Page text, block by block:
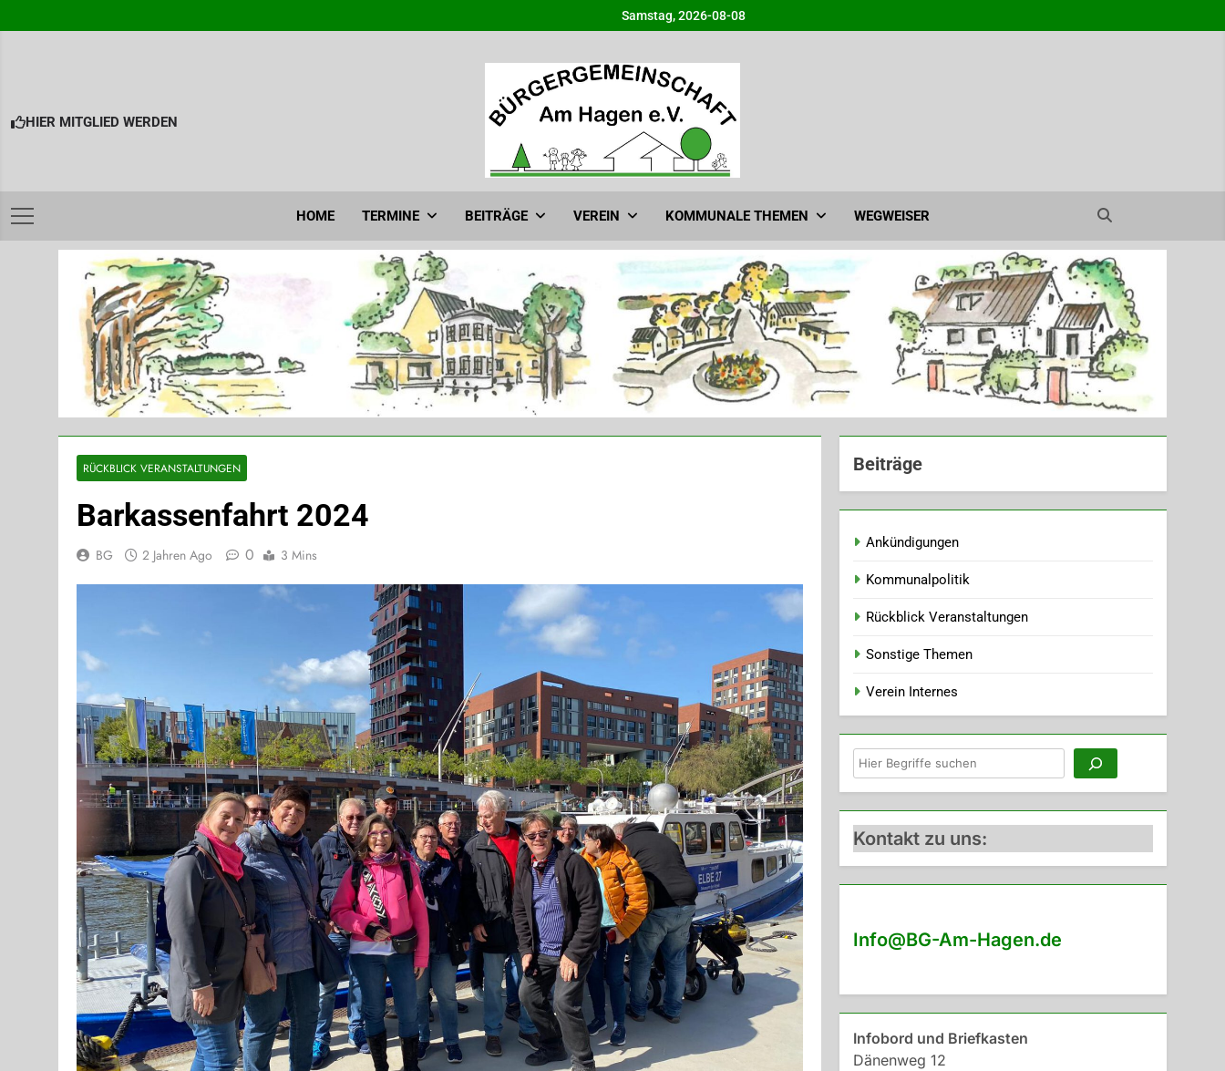
to
Samstag, 2026-08-08
HIER MITGLIED WERDEN
Bürgergemeinschaft am Hagen e.V. – Ahrensburg
HOME TERMINE BEITRÄGE VEREIN KOMMUNALE THEMEN WEGWEISER
RÜCKBLICK VERANSTALTUNGEN
Barkassenfahrt 2024
BG 2 Jahren Ago 0 3 Mins
Beiträge
Ankündigungen
Kommunalpolitik
Rückblick Veranstaltungen
Sonstige Themen
Verein Internes
Suchen
Kontakt zu uns:
Info@BG-Am-Hagen.de
Infobord und Briefkasten
Dänenweg 12